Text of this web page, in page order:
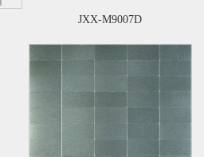
JXX-M9007D